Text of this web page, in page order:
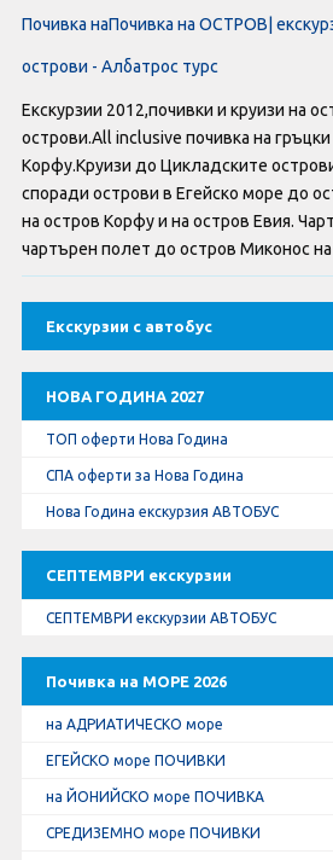
LAST MINUTE оферти
Оферти За Нова Година
Септемврийски Празници
Автобусни Екскурзии
Албатрос Турс
Документи
Лични данни
Общи условия
КОНТАКТИ
Екскурзии с автобус
НОВА ГОДИНА 2027
ТОП оферти Нова Година
СПА оферти за Нова Година
Нова Година екскурзия АВТОБУС
СЕПТЕМВРИ екскурзии
СЕПТЕМВРИ екскурзии АВТОБУС
Почивка на МОРЕ 2026
на АДРИАТИЧЕСКО море
ЕГЕЙСКО море ПОЧИВКИ
на ЙОНИЙСКО море ПОЧИВКА
СРЕДИЗЕМНО море ПОЧИВКИ
Почивка наПочивка на ОСТРОВ|
острови - Албатрос турс
Екскурзии 2012,почивки и круизи на
острови.All inclusive почивка на
Корфу.Круизи до Цикладските
споради острови в Егейско море до
на остров Корфу и на остров Евия.
чартърен полет до остров Миконос